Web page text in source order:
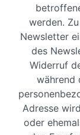
werden.
Newsletter
des
Widerruf
während
Adresse
oder